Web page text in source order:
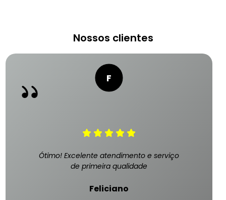
Nossos clientes
Ótimo! Excelente atendimento e serviço
de primeira qualidade
Feliciano